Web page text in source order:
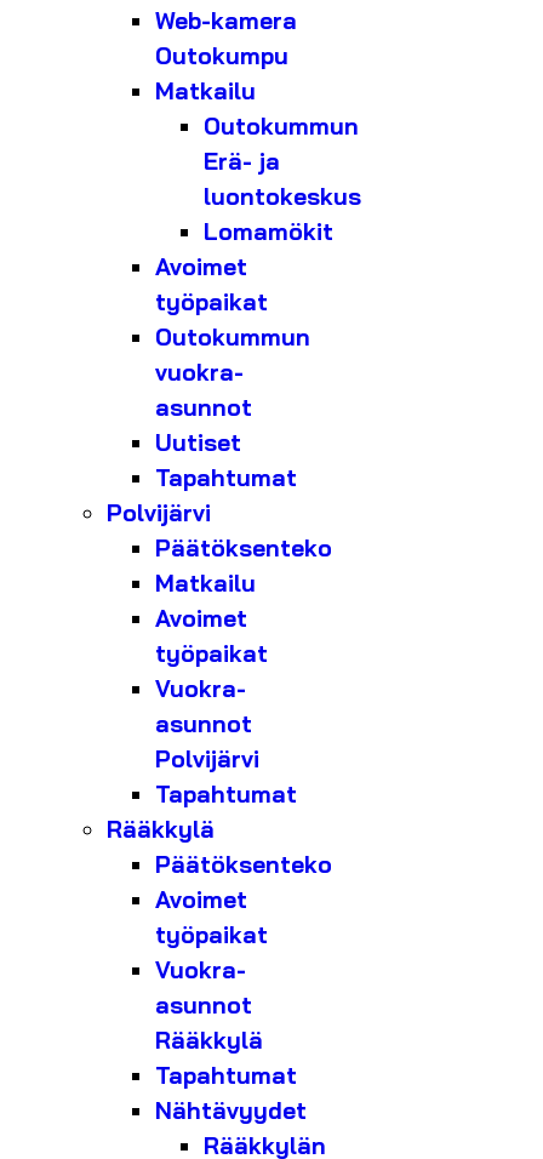
Web-kamera
Outokumpu
Matkailu
Outokummun
Erä- ja
luontokeskus
Lomamökit
Avoimet
työpaikat
Outokummun
vuokra-
asunnot
Uutiset
Tapahtumat
Polvijärvi
Päätöksenteko
Matkailu
Avoimet
työpaikat
Vuokra-
asunnot
Polvijärvi
Tapahtumat
Rääkkylä
Päätöksenteko
Avoimet
työpaikat
Vuokra-
asunnot
Rääkkylä
Tapahtumat
Nähtävyydet
Rääkkylän